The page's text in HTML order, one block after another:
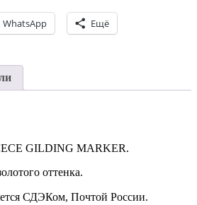
WhatsApp Ещё
GILDING MARKER.
оттенка.
СДЭКом, Почтой России. ⠀